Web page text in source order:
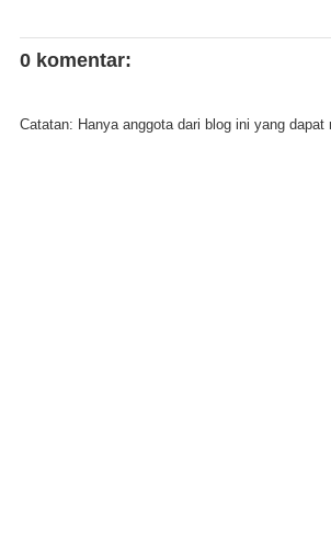
0 komentar:
Catatan: Hanya anggota dari blog ini yang dapat